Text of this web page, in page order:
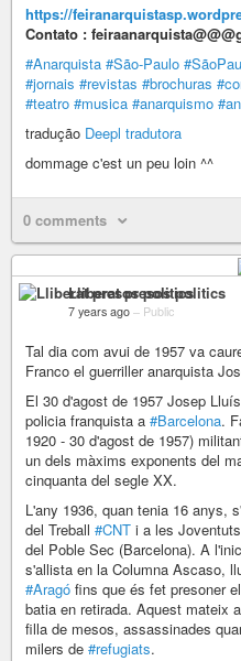
https://
Contato :
#Anarquista #São-Paulo
#jornais #revistas #brochuras
#teatro #musica #anarquismo
tradução Deepl tradutora
dommage c'est un peu loin ^^
0 comments
Lliberat presos politics
7 years ago – Public
Tal dia com avui de 1957 va
Franco el guerriller anarquista
El 30 d'agost de 1957 Josep
policia franquista a #Barcelona.
1920 - 30 d'agost de 1957)
un dels màxims exponents del
cinquanta del segle XX.
L'any 1936, quan tenia 16 anys,
del Treball #CNT i a les
del Poble Sec (Barcelona). A
s'allista en la Columna Ascaso,
#Aragó fins que és fet presoner
batia en retirada. Aquest mateix
filla de mesos, assassinades
milers de #refugiats.